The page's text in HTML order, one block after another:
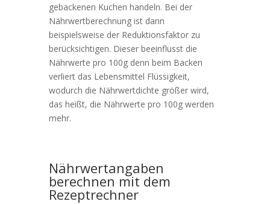
gebackenen Kuchen handeln. Bei der
Nährwertberechnung ist dann
beispielsweise der Reduktionsfaktor zu
berücksichtigen. Dieser beeinflusst die
Nährwerte pro 100g denn beim Backen
verliert das Lebensmittel Flüssigkeit,
wodurch die Nährwertdichte größer wird,
das heißt, die Nährwerte pro 100g werden
mehr.
Nährwertangaben
berechnen mit dem
Rezeptrechner